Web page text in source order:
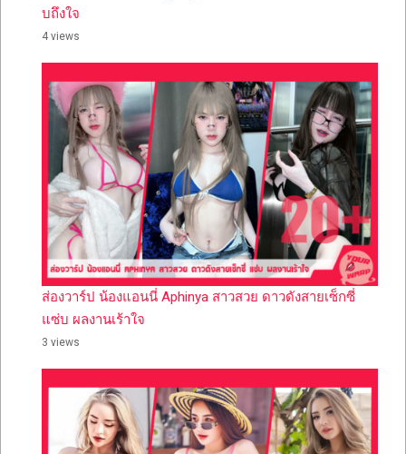
บถึงใจ
4 views
ส่องวาร์ป น้องแอนนี่ Aphinya สาวสวย ดาวดังสายเซ็กซี่
แซ่บ ผลงานเร้าใจ
3 views